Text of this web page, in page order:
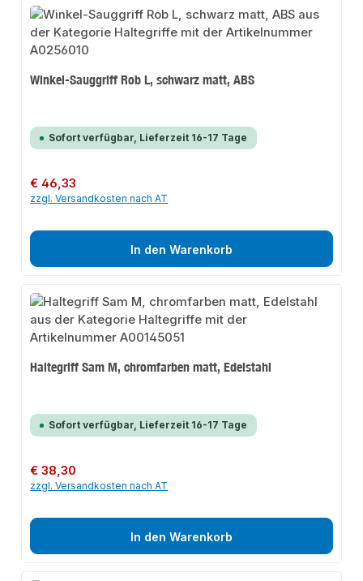
Winkel-Sauggriff Rob L, schwarz matt, ABS
Sofort verfügbar, Lieferzeit 16-17 Tage
Regulärer Preis:
€ 46,33
zzgl. Versandkosten nach AT
In den Warenkorb
Haltegriff Sam M, chromfarben matt, Edelstahl
Sofort verfügbar, Lieferzeit 16-17 Tage
Regulärer Preis:
€ 38,30
zzgl. Versandkosten nach AT
In den Warenkorb